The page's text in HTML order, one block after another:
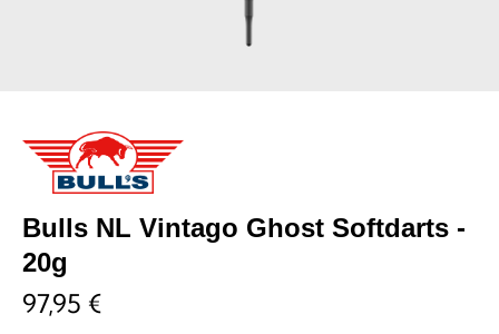
Bulls NL Vintago Ghost Softdarts -
20g
97,95 €